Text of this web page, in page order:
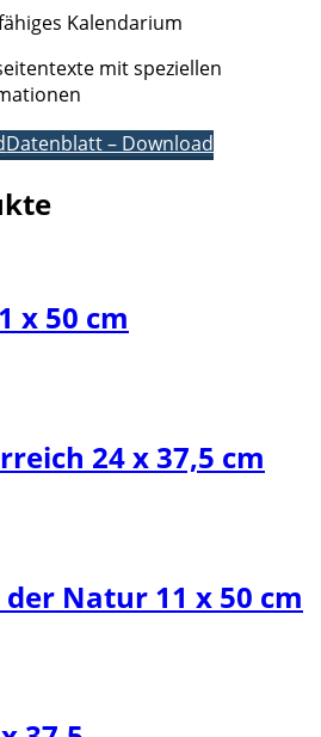
Kalendarium
mit speziellen
Datenblatt – Download
x 50 cm
24 x 37,5 cm
Natur 11 x 50 cm